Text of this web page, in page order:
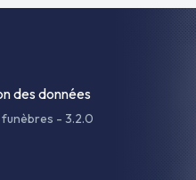
des données
funèbres - 3.2.0